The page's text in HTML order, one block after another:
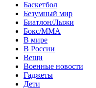
Баскетбол
Безумный мир
Биатлон/Лыжи
Бокс/MMA
В мире
В России
Вещи
Военные новости
Гаджеты
Дети